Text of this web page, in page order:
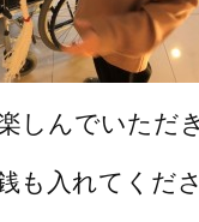
しんでいただ
も入れてくだ